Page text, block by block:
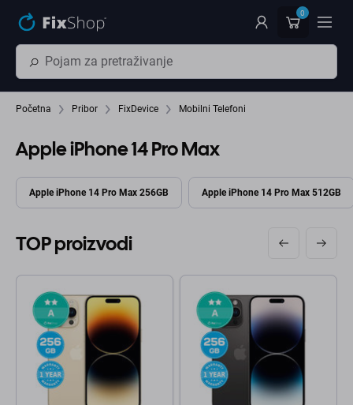
0
Početna Pribor FixDevice Mobilni Telefoni
Apple iPhone 14 Pro Max
Apple iPhone 14 Pro Max 256GB Apple iPhone 14 Pro Max 512GB
TOP proizvodi